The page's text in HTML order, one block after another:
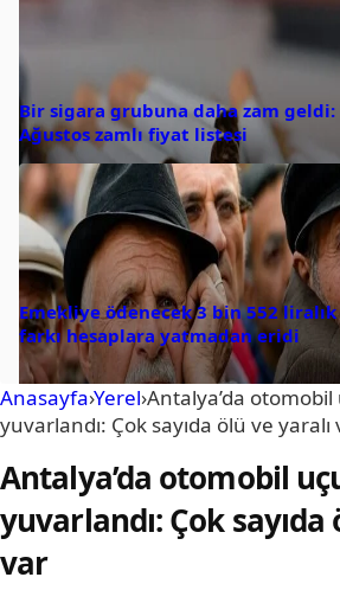
Bir sigara grubuna daha zam geldi:
Ağustos zamlı fiyat listesi
Emekliye ödenecek 3 bin 552 liralık
farkı hesaplara yatmadan eridi
Anasayfa›Yerel›Antalya’da
yuvarlandı: Çok sayıda ölü ve yaralı
Antalya’da otomobil
yuvarlandı: Çok sayıda
var